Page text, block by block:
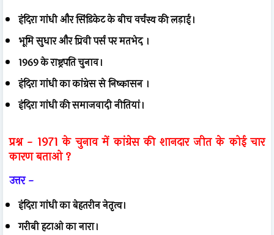
इंदिरा गांधी और सिंडिकेट के बीच वर्चस्व की लड़ाई।
भूमि सुधार और प्रिवी पर्स पर मतभेद ।
1969 के राष्ट्रपति चुनाव।
इंदिरा गांधी का कांग्रेस से निष्कासन ।
इंदिरा गांधी की समाजवादी नीतियां।
प्रश्न - 1971 के चुनाव में कांग्रेस की शानदार जीत के कोई चार
कारण बताओ ?
उत्तर -
इंदिरा गांधी का बेहतरीन नेतृत्व।
गरीबी हटाओ का नारा।